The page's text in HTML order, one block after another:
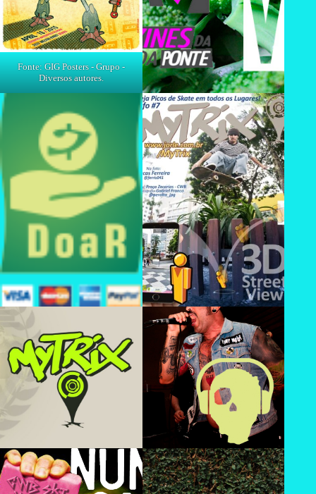
Fonte: GIG Posters - Grupo -
Diversos autores.